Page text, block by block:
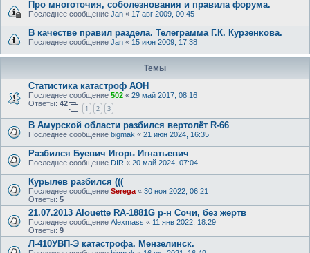
Про многоточия, соболезнования и правила форума.
Последнее сообщение Jan « 17 авг 2009, 00:45
В качестве правил раздела. Телеграмма Г.К. Курзенкова.
Последнее сообщение Jan « 15 июн 2009, 17:38
Темы
Статистика катастроф АОН
Последнее сообщение 502 « 29 май 2017, 08:16
Ответы: 42
1 2 3
В Амурской области разбился вертолёт R-66
Последнее сообщение bigmak « 21 июн 2024, 16:35
Разбился Буевич Игорь Игнатьевич
Последнее сообщение DIR « 20 май 2024, 07:04
Курылев разбился (((
Последнее сообщение Serega « 30 ноя 2022, 06:21
Ответы: 5
21.07.2013 Alouette RA-1881G р-н Сочи, без жертв
Последнее сообщение Alexmass « 11 янв 2022, 18:29
Ответы: 9
Л-410УВП-Э катастрофа. Мензелинск.